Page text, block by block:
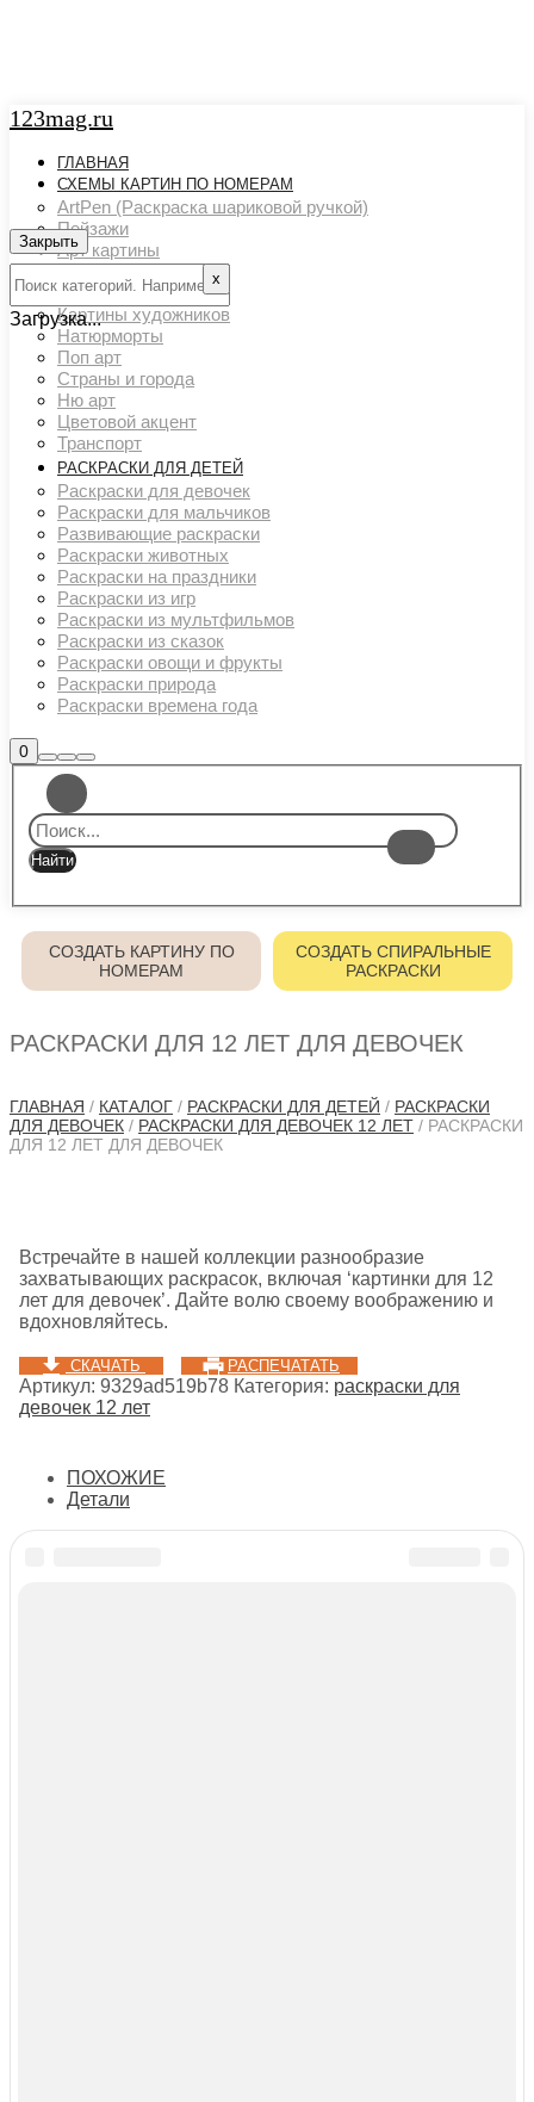
123mag.ru
ГЛАВНАЯ
СХЕМЫ КАРТИН ПО НОМЕРАМ
ArtPen (Раскраска шариковой ручкой)
Пейзажи
Арт картины
Животный мир
Люди
Картины художников
Натюрморты
Поп арт
Страны и города
Ню арт
Цветовой акцент
Транспорт
РАСКРАСКИ ДЛЯ ДЕТЕЙ
Раскраски для девочек
Раскраски для мальчиков
Развивающие раскраски
Раскраски животных
Раскраски на праздники
Раскраски из игр
Раскраски из мультфильмов
Раскраски из сказок
Раскраски овощи и фрукты
Раскраски природа
Раскраски времена года
0Боковая
панель
магазина
Найти
Больше
информации
Главное
меню
СОЗДАТЬ КАРТИНУ ПО
НОМЕРАМ
СОЗДАТЬ СПИРАЛЬНЫЕ
РАСКРАСКИ
РАСКРАСКИ ДЛЯ 12 ЛЕТ ДЛЯ ДЕВОЧЕК
ГЛАВНАЯ / КАТАЛОГ / РАСКРАСКИ ДЛЯ ДЕТЕЙ / РАСКРАСКИ
ДЛЯ ДЕВОЧЕК / РАСКРАСКИ ДЛЯ ДЕВОЧЕК 12 ЛЕТ / РАСКРАСКИ
ДЛЯ 12 ЛЕТ ДЛЯ ДЕВОЧЕК
Встречайте в нашей коллекции разнообразие
захватывающих раскрасок, включая ‘картинки для 12
лет для девочек’. Дайте волю своему воображению и
вдохновляйтесь.
СКАЧАТЬ РАСПЕЧАТАТЬ
Артикул: 9329ad519b78 Категория: раскраски для
девочек 12 лет
ПОХОЖИЕ
Детали
Закрыть
х
Загрузка...